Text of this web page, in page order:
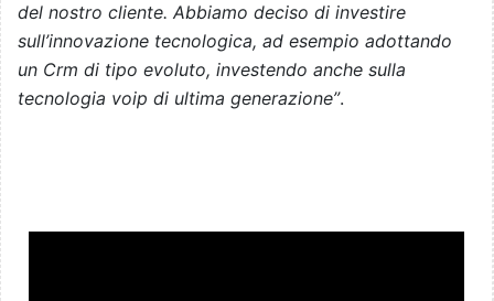
del nostro cliente. Abbiamo deciso di investire
sull’innovazione tecnologica, ad esempio adottando
un Crm di tipo evoluto, investendo anche sulla
tecnologia voip di ultima generazione”.